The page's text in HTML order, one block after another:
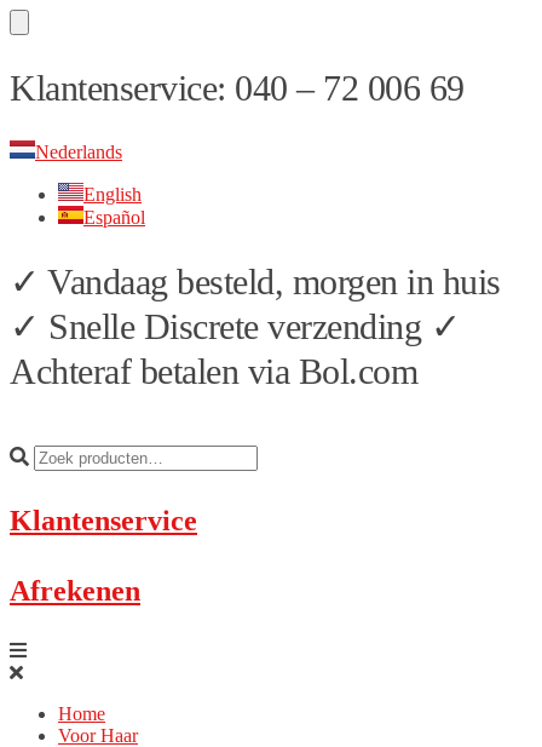
Skip
to
Skip
to
Klantenservice: 040 – 72 006 69
Nederlands
English
Español
✓ Vandaag besteld, morgen in huis
✓ Snelle Discrete verzending ✓
Achteraf betalen via Bol.com
Klantenservice
Afrekenen
Home
Voor Haar